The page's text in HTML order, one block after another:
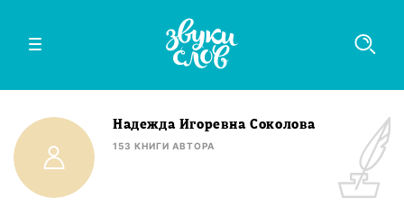
Надежда Игоревна Соколова
153 КНИГИ АВТОРА